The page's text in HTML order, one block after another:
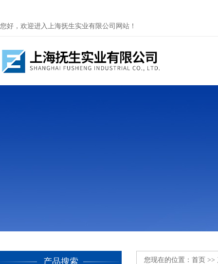
您好，欢迎进入上海抚生实业有限公司网站！
产品搜索 您现在的位置： 首页 >>